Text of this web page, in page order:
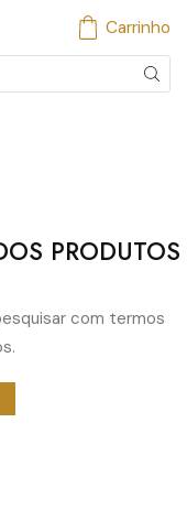
Carrinho
PRODUTOS
com termos